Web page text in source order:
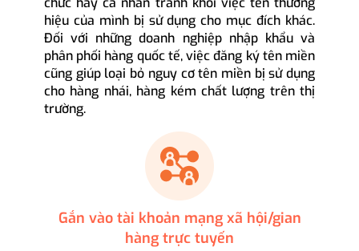
hiệu của mình bị sử dụng cho mục đích khác.
Đối với những doanh nghiệp nhập khẩu và
phân phối hàng quốc tế, việc đăng ký tên miền
cũng giúp loại bỏ nguy cơ tên miền bị sử dụng
cho hàng nhái, hàng kém chất lượng trên thị
trường.
Gắn vào tài khoản mạng xã hội/gian
hàng trực tuyến